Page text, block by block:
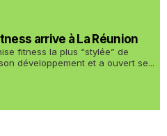
arrive à La Réunion
fitness la plus “stylée” de
développement et a ouvert se...